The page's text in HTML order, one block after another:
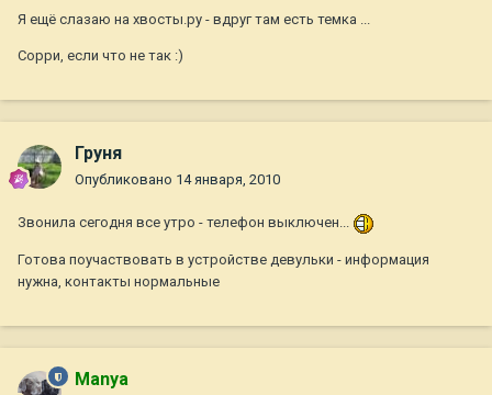
Я ещё слазаю на хвосты.ру - вдруг там есть темка ...
Сорри, если что не так :)
Груня
Опубликовано 14 января, 2010
Звонила сегодня все утро - телефон выключен...
Готова поучаствовать в устройстве девульки - информация
нужна, контакты нормальные
Manya